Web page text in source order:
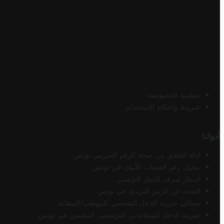
سياسة الخصوصية
شروط وأحكام الاستخدام
أدواتنا
أداة التحقق من صحة الرقم الضريبي تونس
محول رقم الحساب الآيبان في تونس
أسعار صرف الدينار التونسي
البحث عن الرمز البريدي في تونس
محاكي ضريبة الدخل الشخصي للموظف/المتقاعد
ضريبة الدخل للمتقاعدين الفرنسيين المقيمين في تونس